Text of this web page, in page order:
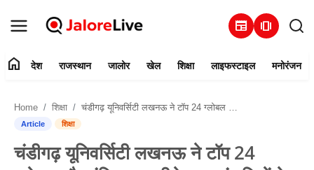
newspaper amp_stories
संपर्क करें
देश
home देश राजस्थान जालोर खेल शिक्षा लाइफस्टाइल मनोरंजन
Home शिक्षा चंडीगढ़ यूनिवर्सिटी लखनऊ ने टॉप 24 ग्लोबल और इंडियन मल्टीनेशनल कंपनियों के साथ किया एमओयू
Article शिक्षा
चंडीगढ़ यूनिवर्सिटी लखनऊ ने टॉप 24